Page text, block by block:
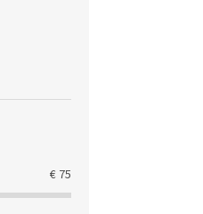
€ 75